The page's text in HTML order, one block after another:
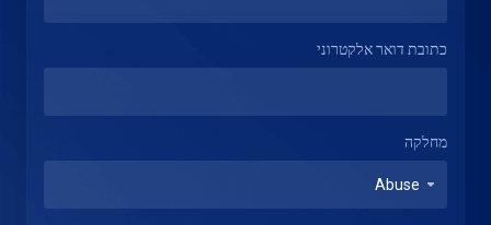
כתובת דואר אלקטרוני
מחלקה